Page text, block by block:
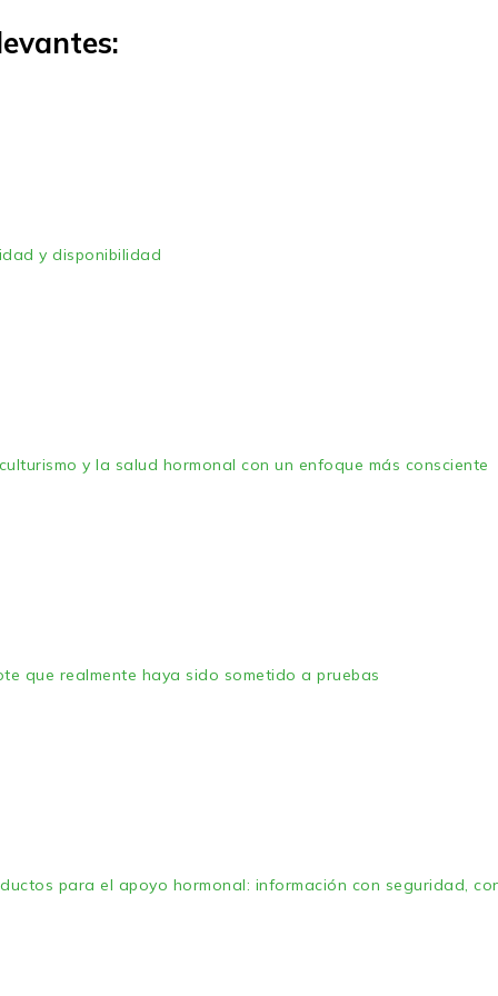
y disponibilidad
y la salud hormonal con un enfoque más consciente
que realmente haya sido sometido a pruebas
para el apoyo hormonal: información con seguridad,